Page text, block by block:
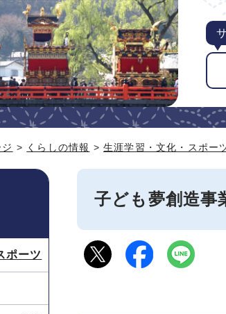
> くらしの情報 >生涯学習・文化・スポー
子ども夢創造事
ポーツ